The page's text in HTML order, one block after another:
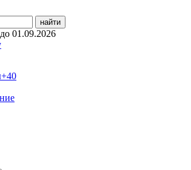
найти
01.09.2026
+40